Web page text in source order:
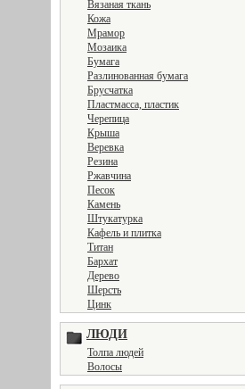
Вязаная ткань
Кожа
Мрамор
Мозаика
Бумага
Разлинованная бумага
Брусчатка
Пластмасса, пластик
Черепица
Крыша
Веревка
Резина
Ржавчина
Песок
Камень
Штукатурка
Кафель и плитка
Титан
Бархат
Дерево
Шерсть
Цинк
ЛЮДИ
Толпа людей
Волосы